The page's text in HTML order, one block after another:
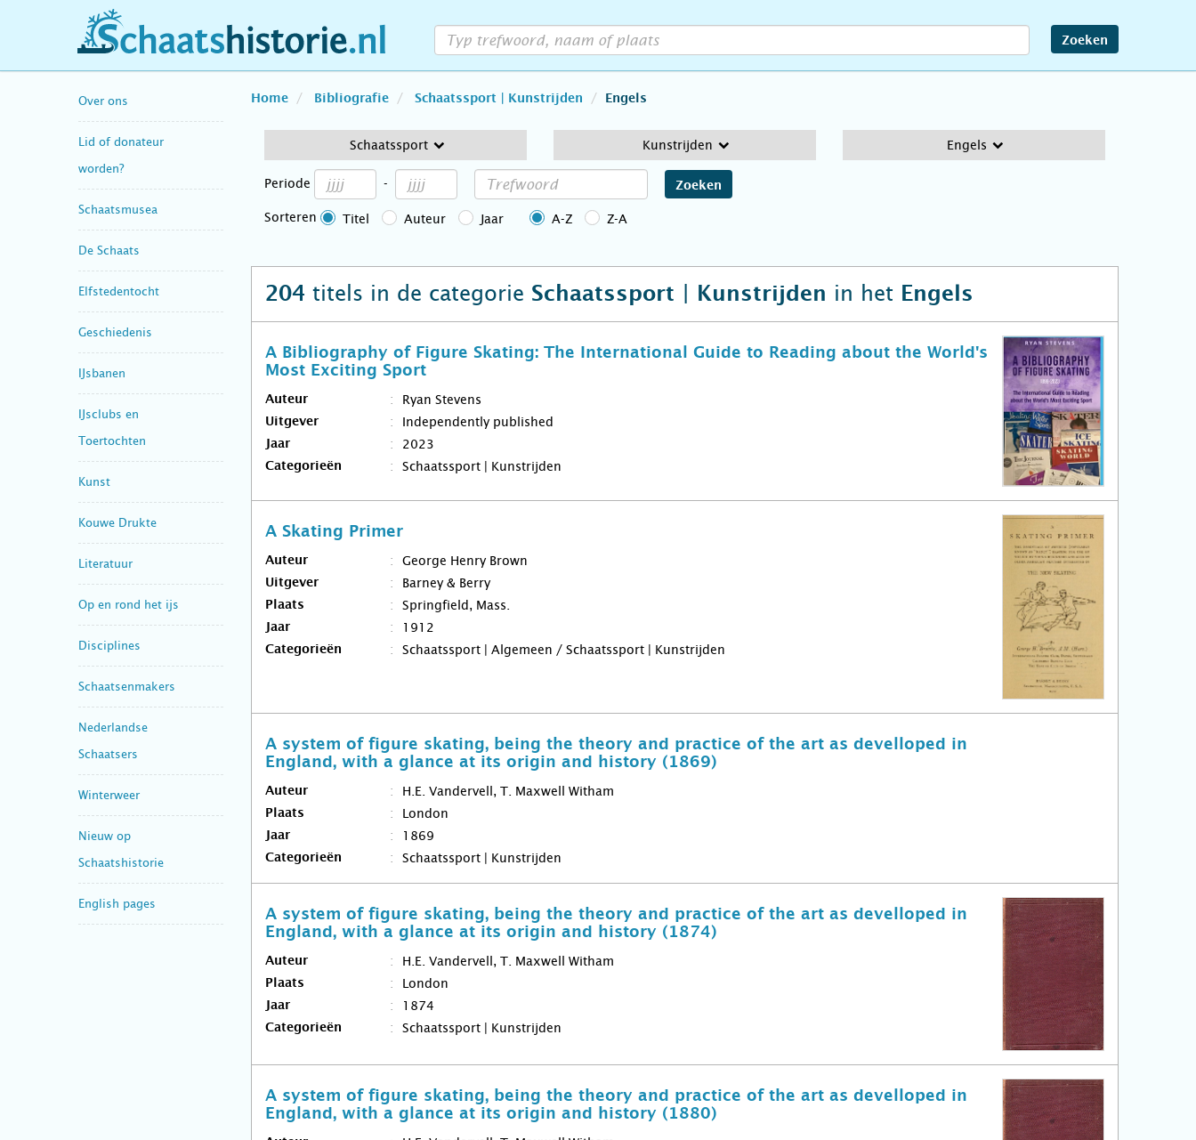
schaatshistorie.nl Zoeken
Over ons
Lid of donateur
worden?
Schaatsmusea
De Schaats
Elfstedentocht
Geschiedenis
IJsbanen
IJsclubs en
Toertochten
Kunst
Kouwe Drukte
Literatuur
Op en rond het ijs
Disciplines
Schaatsenmakers
Nederlandse
Schaatsers
Winterweer
Nieuw op
Schaatshistorie
English pages
Home Bibliografie Schaatssport | Kunstrijden Engels
Schaatssport Kunstrijden Engels
Periode - Zoeken
Sorteren Titel Auteur Jaar A-Z Z-A
204 titels in de categorie Schaatssport | Kunstrijden in het Engels
A Bibliography of Figure Skating: The International Guide to Reading about the World's
Most Exciting Sport
Auteur Ryan Stevens
Uitgever Independently published
Jaar 2023
Categorieën Schaatssport | Kunstrijden
A Skating Primer
Auteur George Henry Brown
Uitgever Barney & Berry
Plaats Springfield, Mass.
Jaar 1912
Categorieën Schaatssport | Algemeen / Schaatssport | Kunstrijden
A system of figure skating, being the theory and practice of the art as develloped in
England, with a glance at its origin and history (1869)
Auteur H.E. Vandervell, T. Maxwell Witham
Plaats London
Jaar 1869
Categorieën Schaatssport | Kunstrijden
A system of figure skating, being the theory and practice of the art as develloped in
England, with a glance at its origin and history (1874)
Auteur H.E. Vandervell, T. Maxwell Witham
Plaats London
Jaar 1874
Categorieën Schaatssport | Kunstrijden
A system of figure skating, being the theory and practice of the art as develloped in
England, with a glance at its origin and history (1880)